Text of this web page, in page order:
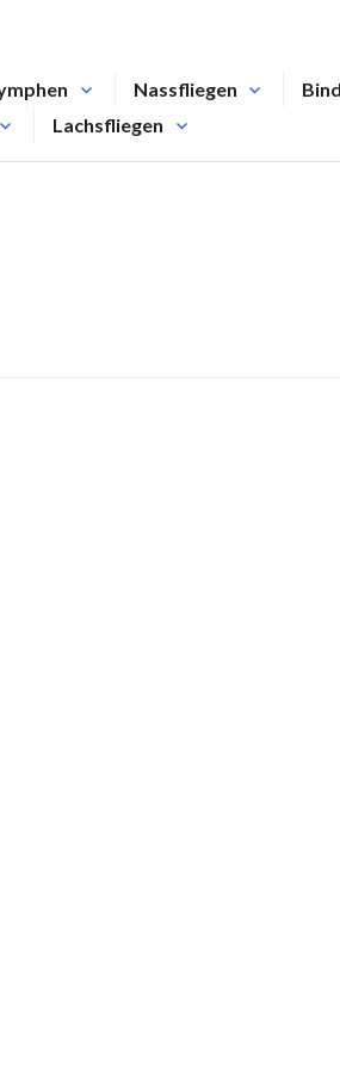
Nassfliegen
Lachsfliegen